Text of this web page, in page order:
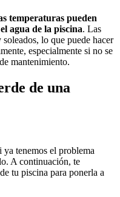
temperaturas pueden
agua de la piscina. Las
lo que puede hacer
especialmente si no se
mantenimiento.
de una
ya tenemos el problema
A continuación, te
tu piscina para ponerla a